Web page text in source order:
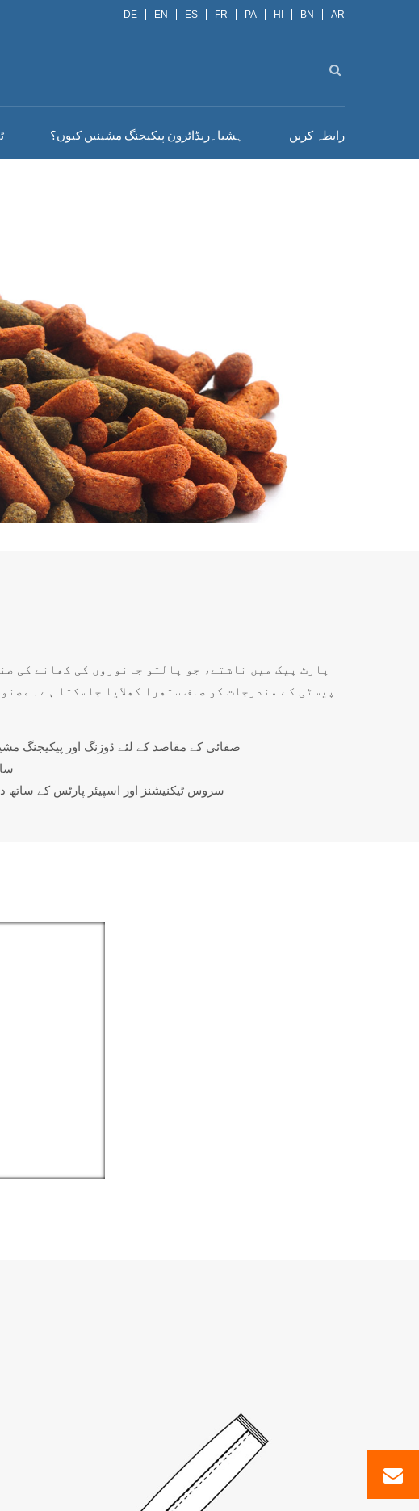
DE EN ES FR PA HI BN AR
ہشیا۔ریڈاٹرون پیکیجنگ مشینیں کیوں؟ رابطہ کریں
پارٹ پیک میں ناشتے، جو پالتو جانوروں کی کھانے کی
پیسٹی کے مندرجات کو صاف ستھرا کھلایا جاسکتا ہے۔
صفائی کے مقاصد کے لئے ڈوزنگ اور پیکیجنگ
سروس ٹیکنیشنز اور اسپیئر پارٹس کے ساتھ